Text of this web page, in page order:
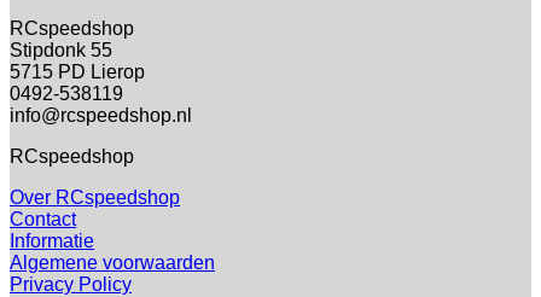
RCspeedshop
Stipdonk 55
5715 PD Lierop
0492-538119
info@rcspeedshop.nl
RCspeedshop
Over RCspeedshop
Contact
Informatie
Algemene voorwaarden
Privacy Policy